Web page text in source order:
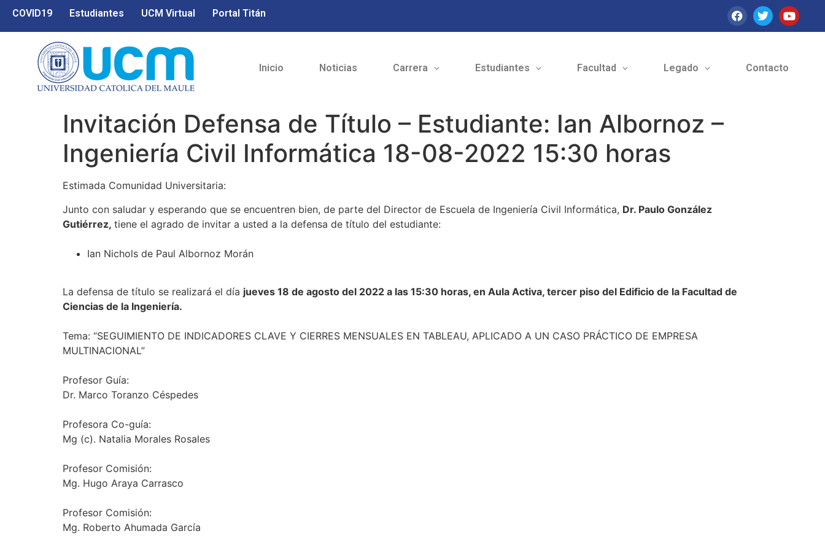
COVID19 Estudiantes UCM Virtual Portal Titán
Inicio Noticias Carrera Estudiantes Facultad Legado Contacto
Invitación Defensa de Título – Estudiante: Ian Albornoz –
Ingeniería Civil Informática 18-08-2022 15:30 horas
Estimada Comunidad Universitaria:
Junto con saludar y esperando que se encuentren bien, de parte del Director de Escuela de Ingeniería Civil Informática, Dr. Paulo González
Gutiérrez, tiene el agrado de invitar a usted a la defensa de título del estudiante:
Ian Nichols de Paul Albornoz Morán
La defensa de título se realizará el día jueves 18 de agosto del 2022 a las 15:30 horas, en Aula Activa, tercer piso del Edificio de la Facultad de
Ciencias de la Ingeniería.
Tema: “SEGUIMIENTO DE INDICADORES CLAVE Y CIERRES MENSUALES EN TABLEAU, APLICADO A UN CASO PRÁCTICO DE EMPRESA
MULTINACIONAL”
Profesor Guía:
Dr. Marco Toranzo Céspedes
Profesora Co-guía:
Mg (c). Natalia Morales Rosales
Profesor Comisión:
Mg. Hugo Araya Carrasco
Profesor Comisión:
Mg. Roberto Ahumada García